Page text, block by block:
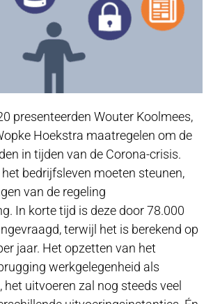
presenteerden Wouter Koolmees,
Hoekstra maatregelen om de
in tijden van de Corona-crisis.
bedrijfsleven moeten steunen,
van de regeling
In korte tijd is deze door 78.000
terwijl het is berekend op
jaar. Het opzetten van het
werkgelegenheid als
het uitvoeren zal nog steeds veel